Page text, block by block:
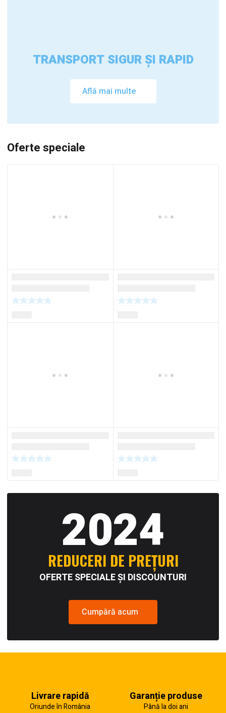
TRANSPORT SIGUR ȘI RAPID
Află mai multe
Oferte speciale
2024
REDUCERI DE PREȚURI
OFERTE SPECIALE ȘI DISCOUNTURI
Cumpără acum
Livrare rapidă
Oriunde în România
Garanție produse
Până la doi ani